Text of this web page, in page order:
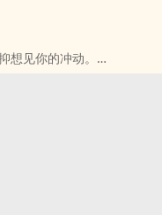
想见你的冲动。